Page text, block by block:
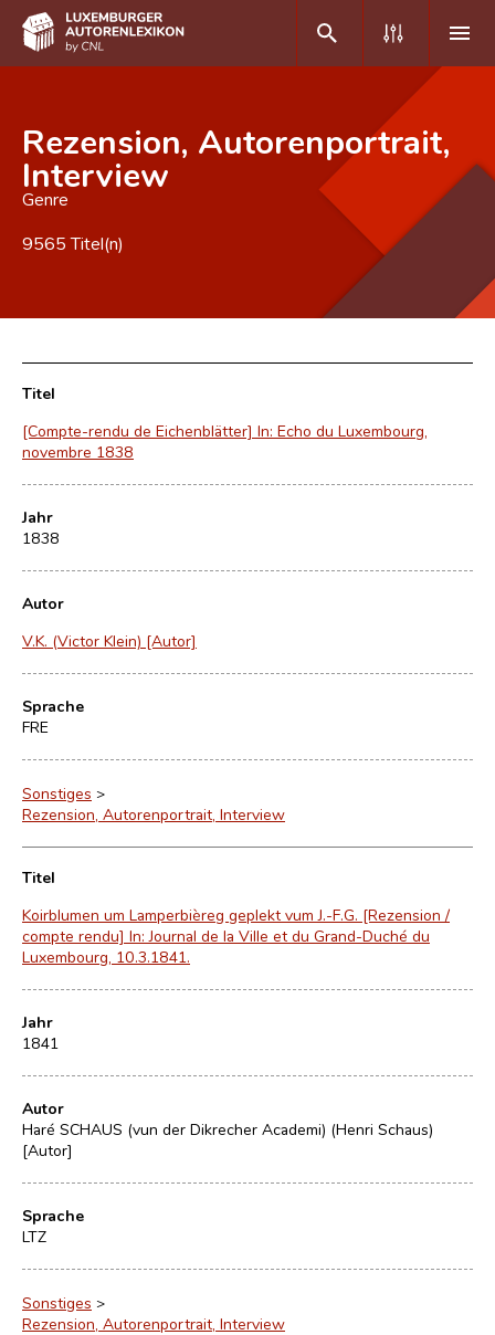
DE FR
Home
Autor(inn)en A-Z
CNL
Forschungsgruppe
Rezension, Autorenportrait,
Interview
Genre
9565 Titel(n)
Titel
[Compte-rendu de Eichenblätter] In: Echo du Luxembourg,
novembre 1838
Jahr
1838
Autor
V.K. (Victor Klein) [Autor]
Sprache
FRE
Sonstiges >
Rezension, Autorenportrait, Interview
Titel
Koirblumen um Lamperbièreg geplekt vum J.-F.G. [Rezension /
compte rendu] In: Journal de la Ville et du Grand-Duché du
Luxembourg, 10.3.1841.
Jahr
1841
Autor
Haré SCHAUS (vun der Dikrecher Academi) (Henri Schaus)
[Autor]
Sprache
LTZ
Sonstiges >
Rezension, Autorenportrait, Interview